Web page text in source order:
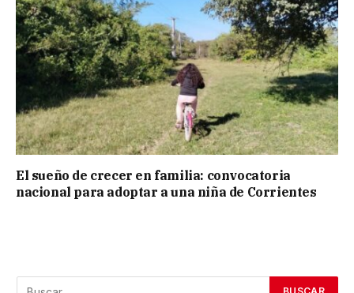
El sueño de crecer en familia: convocatoria
nacional para adoptar a una niña de Corrientes